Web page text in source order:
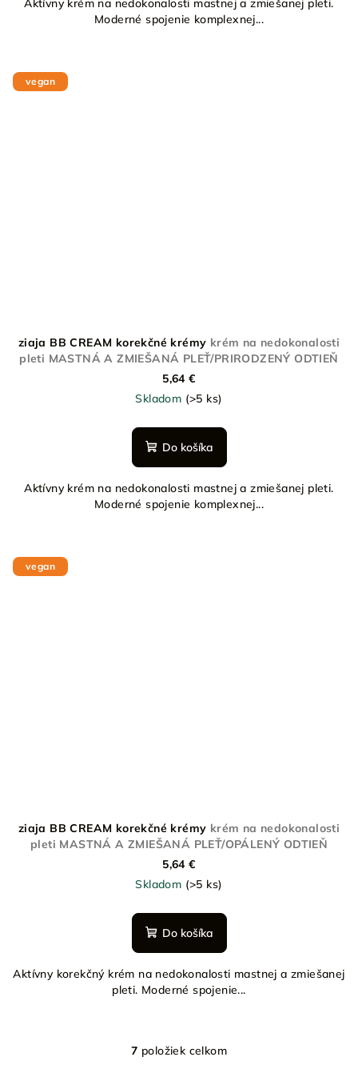
Aktívny krém na nedokonalosti mastnej a zmiešanej pleti.
Moderné spojenie komplexnej...
vegan
ziaja BB CREAM korekčné krémy krém na nedokonalosti
pleti MASTNÁ A ZMIEŠANÁ PLEŤ/PRIRODZENÝ ODTIEŇ
5,64 €
Skladom (>5 ks)
Do košíka
Aktívny krém na nedokonalosti mastnej a zmiešanej pleti.
Moderné spojenie komplexnej...
vegan
ziaja BB CREAM korekčné krémy krém na nedokonalosti
pleti MASTNÁ A ZMIEŠANÁ PLEŤ/OPÁLENÝ ODTIEŇ
5,64 €
Skladom (>5 ks)
Do košíka
Aktívny korekčný krém na nedokonalosti mastnej a zmiešanej
pleti. Moderné spojenie...
O
7 položiek celkom